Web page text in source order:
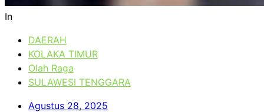
In
DAERAH
KOLAKA TIMUR
Olah Raga
SULAWESI TENGGARA
Agustus 28, 2025